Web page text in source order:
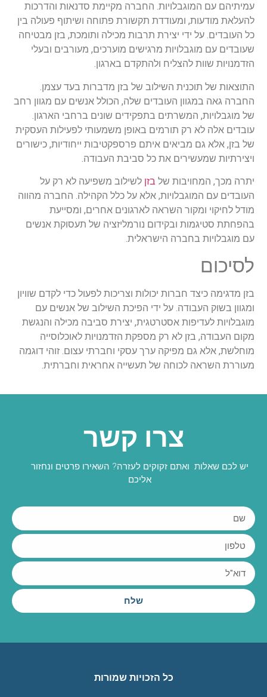
עמיתיהם עם המוגבלויות. החברה מקיימת סדנאות והדרכות
להעלאת מודעות, ומעודדת תקשורת פתוחה ושיתוף פעולה בין
כל העובדים. על ידי יצירת תרבות מכילה ותומכת, בזן מבטיחה
שעובדים עם מוגבלויות מרגישים מוערכים, מעורבים ובעלי
הזדמנויות שוות להצליח ולהתקדם בארגון.
התוצאות של תוכנית השילוב של בזן מדברות בעד עצמן.
החברה גאה במגוון העובדים שלה, הכולל אנשים עם מגוון רחב
של מוגבלויות, המשרתים בתפקידים שונים ברחבי הארגון.
עובדים אלה לא רק תורמים באופן משמעותי לפעילות העסקית
של בזן, אלא גם מביאים איתם פרספקטיבות ייחודיות, כישורים
ויצירתיות שמעשירים את כל סביבת העבודה.
יתרה מכך, המחויבות של בזן לשילוב משפיעה לא רק על
העובדים עם המוגבלויות, אלא על כלל הקהילה. החברה מהווה
מודל לחיקוי ומקור השראה לארגונים אחרים, ומסייעת
בהפחתת סטיגמות ובקידום נורמליזציה של תעסוקת אנשים
עם מוגבלויות בחברה הישראלית.
לסיכום
בזן מדגימה כיצד חברות יכולות וצריכות לפעול כדי לקדם שוויון
ומגוון בשוק העבודה. על ידי הפיכת השילוב של אנשים עם
מוגבלויות לעדיפות אסטרטגית, יצירת סביבה מכילה והנגשת
מקום העבודה, בזן לא רק מספקת הזדמנויות לאוכלוסייה
מוחלשת, אלא גם מפיקה ערך עסקי וחברתי עצום. זוהי דוגמה
מעוררת השראה לכוחה של תעשייה אחראית וחברתית.
צרו קשר
יש לכם שאלות ואתם זקוקים לעזרה? השאירו פרטים ונחזור
אליכם
שלח
כל הזכויות שמורות